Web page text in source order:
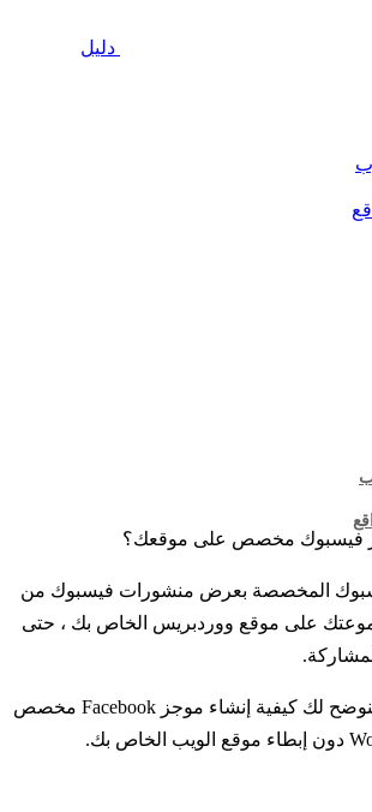
دليل
فيسبوك مخصص على موقعك؟
المخصصة بعرض منشورات فيسبوك من
على موقع ووردبريس الخاص بك ، حتى
في هذه المقالة ، سنوضح لك كيفية إنشاء موجز Facebook مخصص